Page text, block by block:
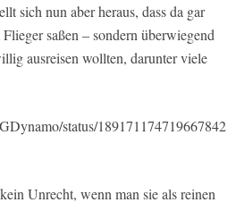
sich nun aber heraus, dass da gar
saßen – sondern überwiegend
ausreisen wollten, darunter viele
status/189171174719667842
Unrecht, wenn man sie als reinen